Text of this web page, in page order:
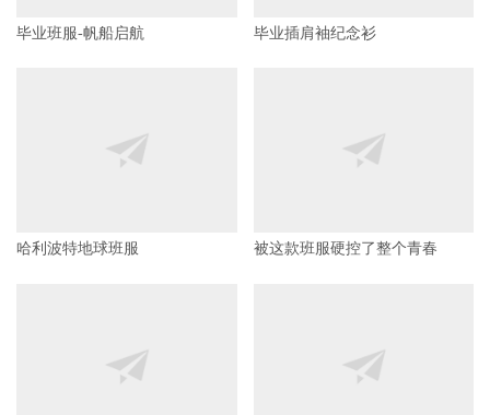
毕业班服-帆船启航 毕业插肩袖纪念衫
哈利波特地球班服 被这款班服硬控了整个青春